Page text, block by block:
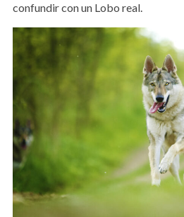
confundir con un Lobo real.